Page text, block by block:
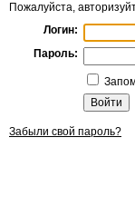
Пожалуйста,
Логин:
Пароль:
Забыли свой пароль?